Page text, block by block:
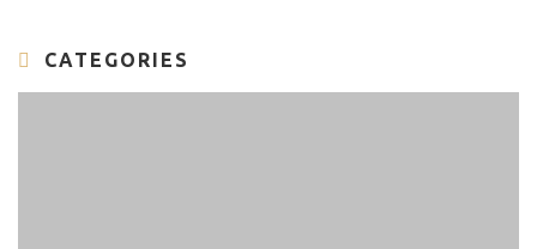
CATEGORIES